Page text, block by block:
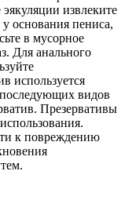
извлеките
основания пениса,
в мусорное
Для анального
используется
последующих видов
Презервативы
к повреждению